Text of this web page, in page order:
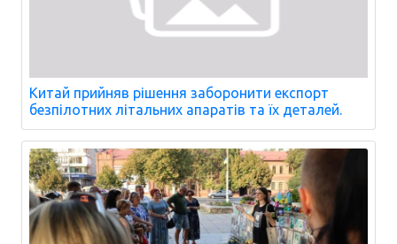
Китай прийняв рішення заборонити експорт
безпілотних літальних апаратів та їх деталей.